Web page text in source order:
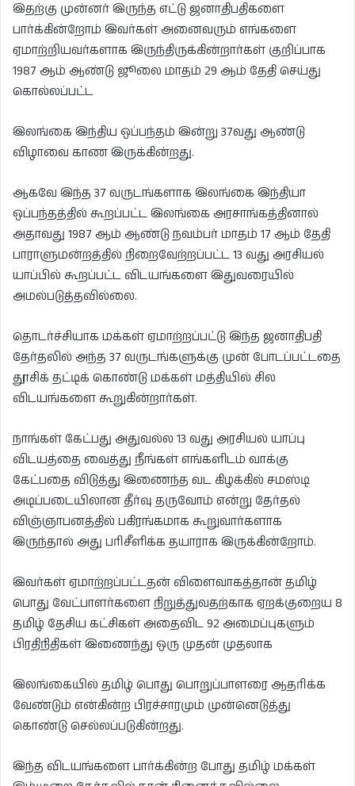
இதற்கு முன்னர் இருந்த எட்டு ஜனாதிபதிகளை
பார்க்கின்றோம் இவர்கள் அனைவரும் எங்களை
ஏமாற்றியவர்களாக இருந்திருக்கின்றார்கள் குறிப்பாக
1987 ஆம் ஆண்டு ஜூலை மாதம் 29 ஆம் தேதி செய்து
கொல்லப்பட்ட
இலங்கை இந்திய ஒப்பந்தம் இன்று 37வது ஆண்டு
விழாவை காண இருக்கின்றது.
ஆகவே இந்த 37 வருடங்களாக இலங்கை இந்தியா
ஒப்பந்தத்தில் கூறப்பட்ட இலங்கை அரசாங்கத்தினால்
அதாவது 1987 ஆம் ஆண்டு நவம்பர் மாதம் 17 ஆம் தேதி
பாராளுமன்றத்தில் நிறைவேற்றப்பட்ட 13 வது அரசியல்
யாப்பில் கூறப்பட்ட விடயங்களை இதுவரையில்
அமல்படுத்தவில்லை.
தொடர்ச்சியாக மக்கள் ஏமாற்றப்பட்டு இந்த ஜனாதிபதி
தேர்தலில் அந்த 37 வருடங்களுக்கு முன் போடப்பட்டதை
தூசிக் தட்டிக் கொண்டு மக்கள் மத்தியில் சில
விடயங்களை கூறுகின்றார்கள்.
நாங்கள் கேட்பது அதுவல்ல 13 வது அரசியல் யாப்பு
விடயத்தை வைத்து நீங்கள் எங்களிடம் வாக்கு
கேட்பதை விடுத்து இணைந்த வட கிழக்கில் சமஸ்டி
அடிப்படையிலான தீர்வு தருவோம் என்று தேர்தல்
விஞ்ஞாபனத்தில் பகிரங்கமாக கூறுவார்களாக
இருந்தால் அது பரிசீளிக்க தயாராக இருக்கின்றோம்.
இவர்கள் ஏமாற்றப்பட்டதன் விளைவாகத்தான் தமிழ்
பொது வேட்பாளர்களை நிறுத்துவதற்காக ஏறக்குறைய 8
தமிழ் தேசிய கட்சிகள் அதைவிட 92 அமைப்புகளும்
பிரதிநிதிகள் இணைந்து ஒரு முதன் முதலாக
இலங்கையில் தமிழ் பொது பொறுப்பாளரை ஆதரிக்க
வேண்டும் என்கின்ற பிரச்சாரமும் முன்னெடுத்து
கொண்டு செல்லப்படுகின்றது.
இந்த விடயங்களை பார்க்கின்ற போது தமிழ் மக்கள்